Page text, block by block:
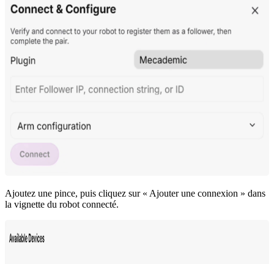
Ajoutez une pince, puis cliquez sur « Ajouter une connexion » dans
la vignette du robot connecté.